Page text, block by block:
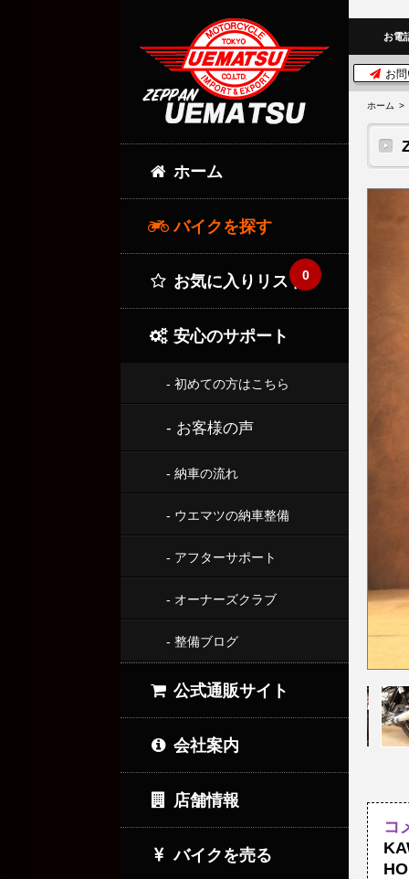
お電
お
ホーム
コ
ホーム
バイクを探す
お気に入りリスト0
安心のサポート
- 初めての方はこちら
- お客様の声
- 納車の流れ
- ウエマツの納車整備
- アフターサポート
- オーナーズクラブ
- 整備ブログ
公式通販サイト
会社案内
店舗情報
バイクを売る